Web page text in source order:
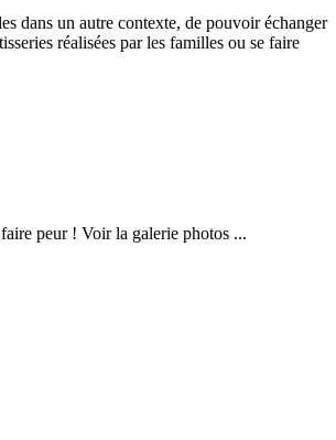
dans un autre contexte, de pouvoir échanger
réalisées par les familles ou se faire
peur ! Voir la galerie photos ...